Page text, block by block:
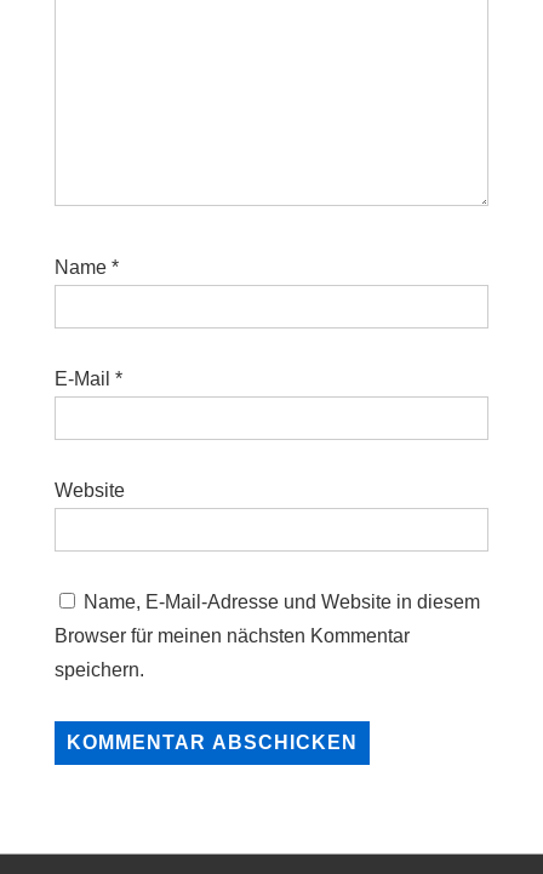
Name *
E-Mail *
Website
Name, E-Mail-Adresse und Website in diesem
Browser für meinen nächsten Kommentar
speichern.